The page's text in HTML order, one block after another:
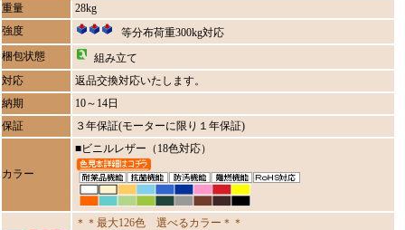
重量
28kg
強度
等分布荷重300kg対応
梱包状態
組み立て
対応
返品交換対応いたします。
納期
10～14日
保証
３年保証(モーターに限り１年保証)
カラー
■ビニルレザー（18色対応）
＊＊最大126色 選べるカラー＊＊